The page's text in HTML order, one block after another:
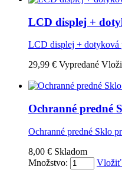
LCD displej +
LCD displej + dotyková
29,99 € Vypredané
Ochranné predné
Ochranné predné Sklo
8,00 € Skladom
Množstvo:
Vložiť